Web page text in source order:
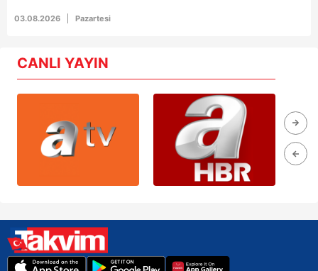
03.08.2026 Pazartesi
CANLI YAYIN